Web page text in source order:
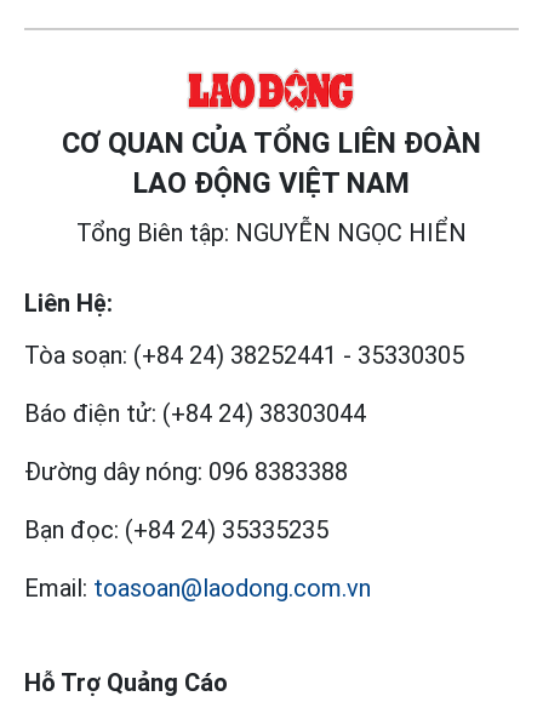
CƠ QUAN CỦA TỔNG LIÊN ĐOÀN
LAO ĐỘNG VIỆT NAM
Tổng Biên tập: NGUYỄN NGỌC HIỂN
Liên Hệ:
Tòa soạn: (+84 24) 38252441 - 35330305
Báo điện tử: (+84 24) 38303044
Đường dây nóng: 096 8383388
Bạn đọc: (+84 24) 35335235
Email: toasoan@laodong.com.vn
Hỗ Trợ Quảng Cáo